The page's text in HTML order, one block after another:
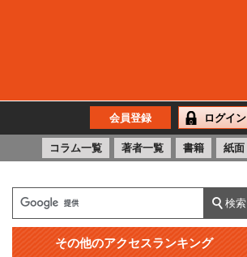
会員登録 ログイン
コラム一覧 著者一覧 書籍 紙面
その他のアクセスランキング